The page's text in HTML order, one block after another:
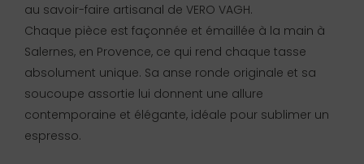
au savoir-faire artisanal de VERO VAGH.
Chaque pièce est façonnée et émaillée à la main à
Salernes, en Provence, ce qui rend chaque tasse
absolument unique. Sa anse ronde originale et sa
soucoupe assortie lui donnent une allure
contemporaine et élégante, idéale pour sublimer un
espresso.